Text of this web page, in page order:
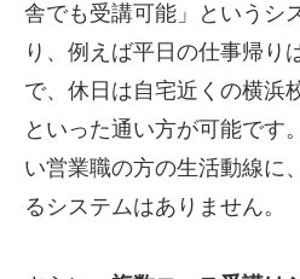
舎でも受講可能」というシ
り、例えば平日の仕事帰り
で、休日は自宅近くの横浜
といった通い方が可能です
い営業職の方の生活動線に
るシステムはありません。